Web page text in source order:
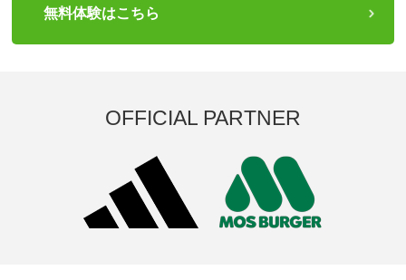
無料体験はこちら
OFFICIAL PARTNER